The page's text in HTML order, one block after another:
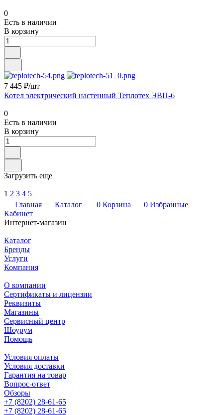
0
Есть в наличии
В корзину
7 445 ₽/шт
Котел электрический настенный Теплотех ЭВП-6
0
Есть в наличии
В корзину
Загрузить еще
1 2 3 4 5
Главная
Каталог 0 Корзина 0 Избранные
Кабинет
Интернет-магазин
Каталог
Бренды
Услуги
Компания
О компании
Сертификаты и лицензии
Реквизиты
Магазины
Сервисный центр
Шоурум
Помощь
Условия оплаты
Условия доставки
Гарантия на товар
Вопрос-ответ
Обзоры
+7 (8202) 28‑61-65
+7 (8202) 28‑61-65